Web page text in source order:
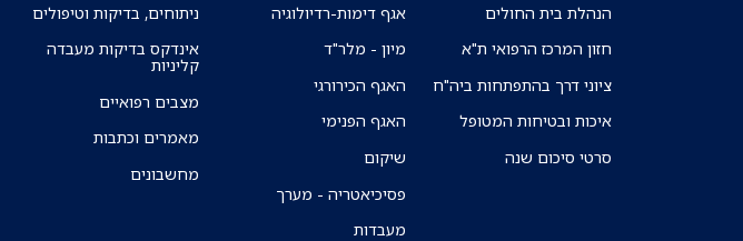
הנהלת בית החולים
חזון המרכז הרפואי ת"א
ציוני דרך בהתפתחות ביה"ח
איכות ובטיחות המטופל
סרטי סיכום שנה
אגף דימות-רדיולוגיה
מיון - מלר"ד
האגף הכירורגי
האגף הפנימי
שיקום
פסיכיאטריה - מערך
מעבדות
ניתוחים, בדיקות וטיפולים
אינדקס בדיקות מעבדה
קליניות
מצבים רפואיים
מאמרים וכתבות
מחשבונים